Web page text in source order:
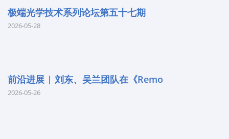
极端光学技术系列论坛第五十七期
2026-05-28
前沿进展 | 刘东、吴兰团队在《Remo
2026-05-26